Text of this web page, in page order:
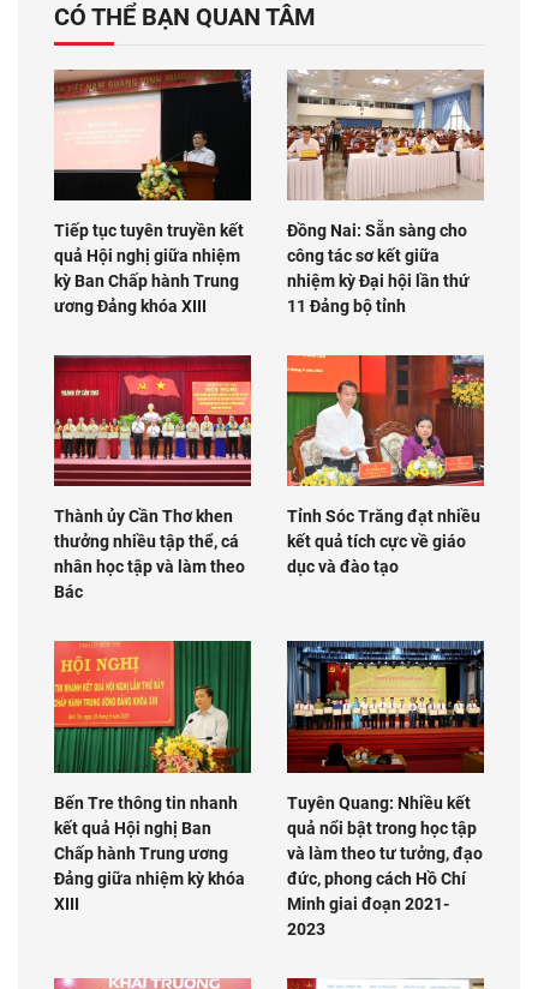
CÓ THỂ BẠN QUAN TÂM
Tiếp tục tuyên truyền kết
quả Hội nghị giữa nhiệm
kỳ Ban Chấp hành Trung
ương Đảng khóa XIII
Đồng Nai: Sẵn sàng cho
công tác sơ kết giữa
nhiệm kỳ Đại hội lần thứ
11 Đảng bộ tỉnh
Thành ủy Cần Thơ khen
thưởng nhiều tập thể, cá
nhân học tập và làm theo
Bác
Tỉnh Sóc Trăng đạt nhiều
kết quả tích cực về giáo
dục và đào tạo
Bến Tre thông tin nhanh
kết quả Hội nghị Ban
Chấp hành Trung ương
Đảng giữa nhiệm kỳ khóa
XIII
Tuyên Quang: Nhiều kết
quả nổi bật trong học tập
và làm theo tư tưởng, đạo
đức, phong cách Hồ Chí
Minh giai đoạn 2021-
2023